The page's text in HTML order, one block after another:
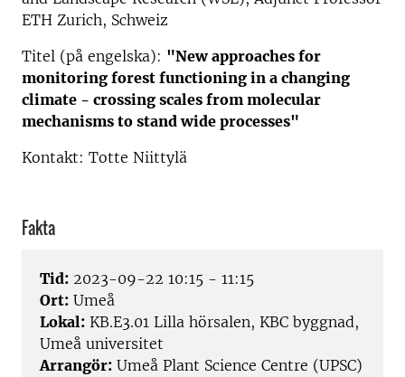
ETH Zurich, Schweiz
Titel (på engelska): "New approaches for
monitoring forest functioning in a changing
climate - crossing scales from molecular
mechanisms to stand wide processes"
Kontakt: Totte Niittylä
Fakta
Tid: 2023-09-22 10:15 - 11:15
Ort: Umeå
Lokal: KB.E3.01 Lilla hörsalen, KBC byggnad,
Umeå universitet
Arrangör: Umeå Plant Science Centre (UPSC)